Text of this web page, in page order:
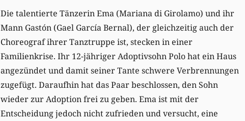
Die talentierte Tänzerin Ema (Mariana di Girolamo) und ihr
Mann Gastón (Gael García Bernal), der gleichzeitig auch der
Choreograf ihrer Tanztruppe ist, stecken in einer
Familienkrise. Ihr 12-jähriger Adoptivsohn Polo hat ein Haus
angezündet und damit seiner Tante schwere Verbrennungen
zugefügt. Daraufhin hat das Paar beschlossen, den Sohn
wieder zur Adoption frei zu geben. Ema ist mit der
Entscheidung jedoch nicht zufrieden und versucht, eine